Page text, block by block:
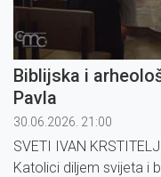
Biblijska i
Pavla
30.06.2026. 21:00
SVETI IVAN
Katolici diljem svijeta i